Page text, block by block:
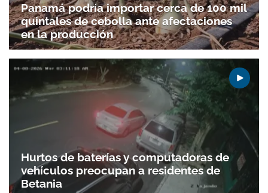
Panamá podría importar cerca de 100 mil
quintales de cebolla ante afectaciones
en la producción
Hurtos de baterías y computadoras de
vehículos preocupan a residentes de
Betania